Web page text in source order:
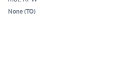
None(TO)